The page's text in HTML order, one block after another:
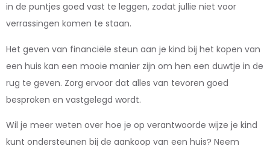
in de puntjes goed vast te leggen, zodat jullie niet voor
verrassingen komen te staan.
Het geven van financiële steun aan je kind bij het kopen van
een huis kan een mooie manier zijn om hen een duwtje in de
rug te geven. Zorg ervoor dat alles van tevoren goed
besproken en vastgelegd wordt.
Wil je meer weten over hoe je op verantwoorde wijze je kind
kunt ondersteunen bij de aankoop van een huis? Neem